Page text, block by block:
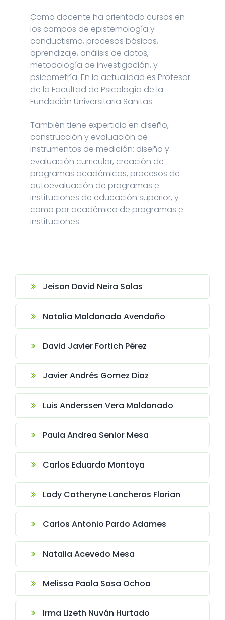
Como docente ha orientado cursos en
los campos de epistemología y
conductismo, procesos básicos,
aprendizaje, análisis de datos,
metodología de investigación, y
psicometría. En la actualidad es Profesor
de la Facultad de Psicología de la
Fundación Universitaria Sanitas.
También tiene experticia en diseño,
construcción y evaluación de
instrumentos de medición; diseño y
evaluación curricular, creación de
programas académicos, procesos de
autoevaluación de programas e
instituciones de educación superior, y
como par académico de programas e
instituciones.
Jeison David Neira Salas
Natalia Maldonado Avendaño
David Javier Fortich Pérez
Javier Andrés Gomez Diaz
Luis Anderssen Vera Maldonado
Paula Andrea Senior Mesa
Carlos Eduardo Montoya
Lady Catheryne Lancheros Florian
Carlos Antonio Pardo Adames
Natalia Acevedo Mesa
Melissa Paola Sosa Ochoa
Irma Lizeth Nuván Hurtado